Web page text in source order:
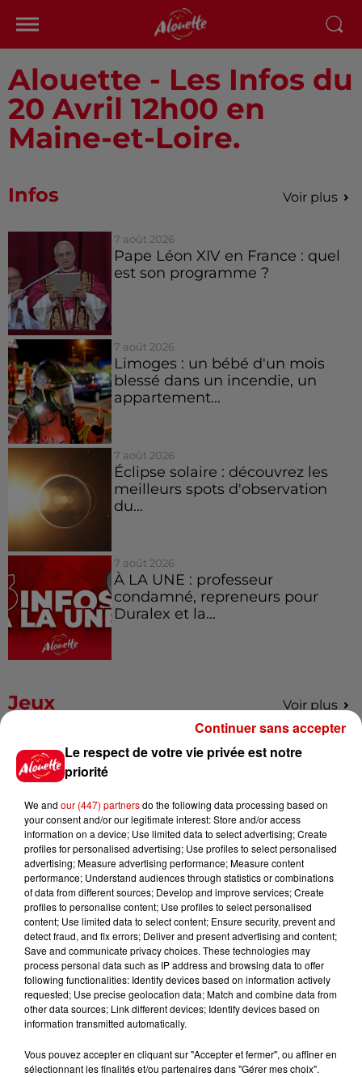
Alouette - Les Infos du
20 Avril 12h00 en
Maine-et-Loire.
Infos Voir plus
7 août 2026
Pape Léon XIV en France : quel
est son programme ?
7 août 2026
Limoges : un bébé d'un mois
blessé dans un incendie, un
appartement...
7 août 2026
Éclipse solaire : découvrez les
meilleurs spots d'observation
du...
7 août 2026
À LA UNE : professeur
condamné, repreneurs pour
Duralex et la...
Jeux Voir plus
Gagnez vos places pour le
festival Marché Gourmand 2026
Le Duel - Gagnez vos entrées
pour l'un des zoos de nos
régions !
Destination Vacances - Gagnez
votre séjour en famille au cœur
de la...
Destination Vacances : inscrivez-
Le respect de votre vie privée est notre
priorité
We and our (447) partnersdo the following data processing based on
your consent and/or our legitimate interest: Store and/or access
information on a device; Use limited data to select advertising; Create
profiles for personalised advertising; Use profiles to select personalised
advertising; Measure advertising performance; Measure content
performance; Understand audiences through statistics or combinations
of data from different sources; Develop and improve services; Create
profiles to personalise content; Use profiles to select personalised
content; Use limited data to select content; Ensure security, prevent and
detect fraud, and fix errors; Deliver and present advertising and content;
Save and communicate privacy choices. These technologies may
process personal data such as IP address and browsing data to offer
following functionalities: Identify devices based on information actively
requested; Use precise geolocation data; Match and combine data from
other data sources; Link different devices; Identify devices based on
information transmitted automatically.
Vous pouvez accepter en cliquant sur "Accepter et fermer", ou affiner en
sélectionnant les finalités et/ou partenaires dans "Gérer mes choix".
Continuer sans accepter